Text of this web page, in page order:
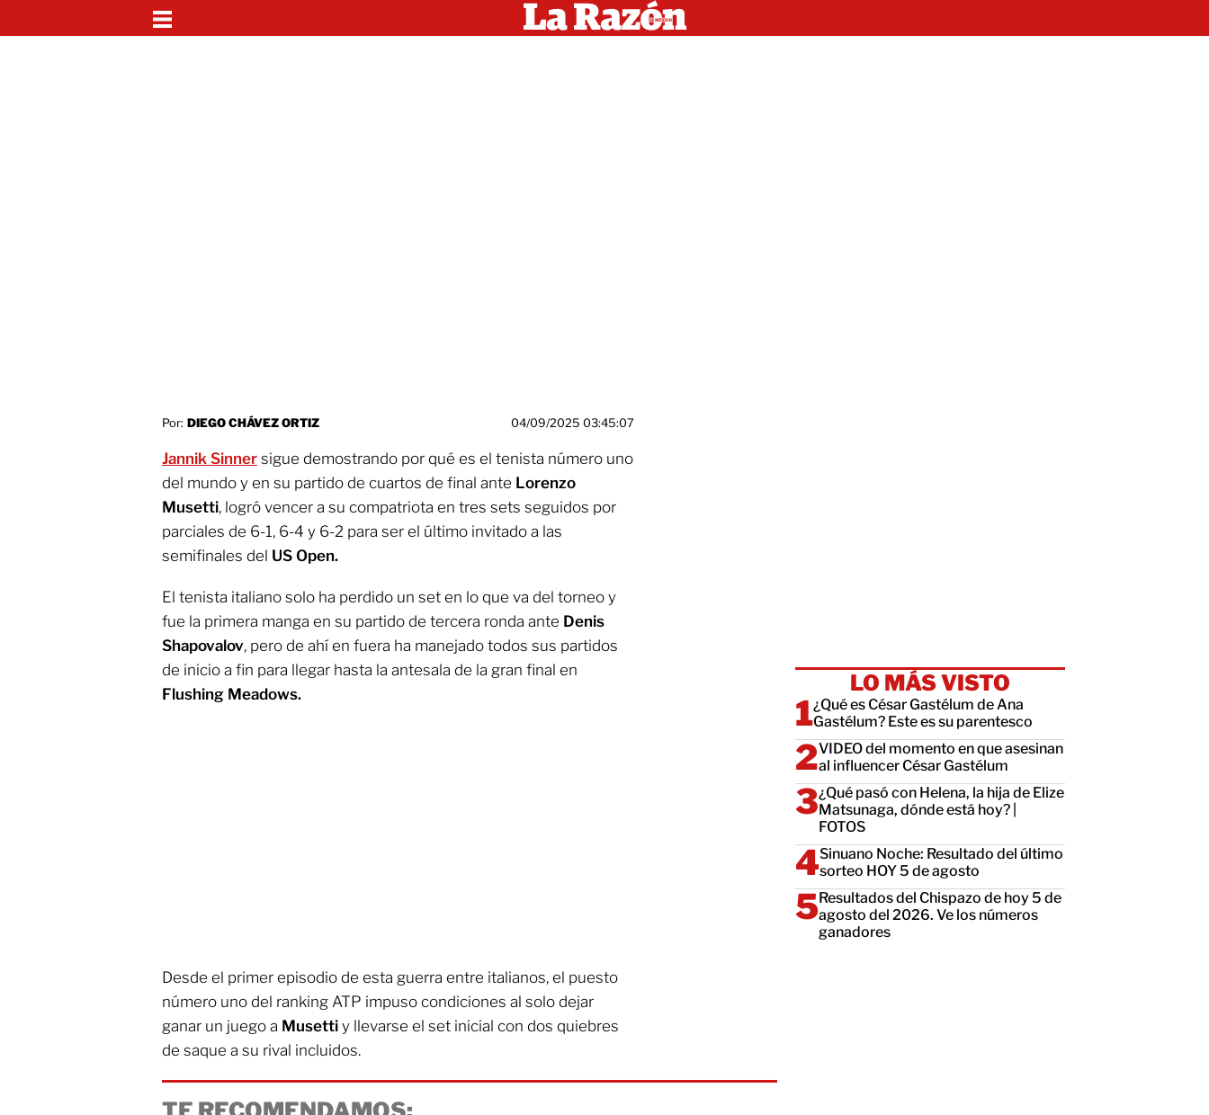
Por: DIEGO CHÁVEZ ORTIZ 04/09/2025 03:45:07
Jannik Sinner sigue demostrando por qué es el tenista número uno
del mundo y en su partido de cuartos de final ante Lorenzo
Musetti, logró vencer a su compatriota en tres sets seguidos por
parciales de 6-1, 6-4 y 6-2 para ser el último invitado a las
semifinales del US Open.
El tenista italiano solo ha perdido un set en lo que va del torneo y
fue la primera manga en su partido de tercera ronda ante Denis
Shapovalov, pero de ahí en fuera ha manejado todos sus partidos
de inicio a fin para llegar hasta la antesala de la gran final en
Flushing Meadows.
Desde el primer episodio de esta guerra entre italianos, el puesto
número uno del ranking ATP impuso condiciones al solo dejar
ganar un juego a Musetti y llevarse el set inicial con dos quiebres
de saque a su rival incluidos.
LO MÁS VISTO
¿Qué es César Gastélum de Ana
Gastélum? Este es su parentesco
VIDEO del momento en que asesinan
al influencer César Gastélum
¿Qué pasó con Helena, la hija de Elize
Matsunaga, dónde está hoy? |
FOTOS
Sinuano Noche: Resultado del último
sorteo HOY 5 de agosto
Resultados del Chispazo de hoy 5 de
agosto del 2026. Ve los números
ganadores